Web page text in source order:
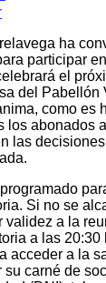
ha
participar
el
del Pabellón
como es
los abonados
las
Si no se
validez a la
a las 20:30
acceder a la
su carné de